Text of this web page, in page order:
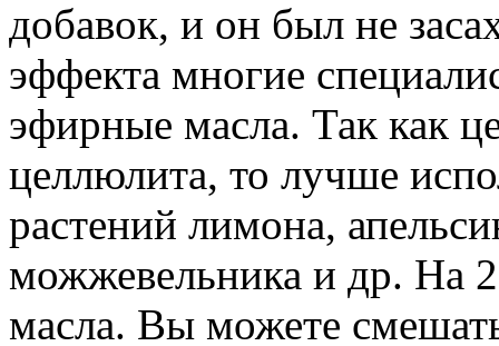
добавок, и он был не
эффекта многие
эфирные масла. Так как
целлюлита, то лучше
растений лимона,
можжевельника и др. На
масла. Вы можете